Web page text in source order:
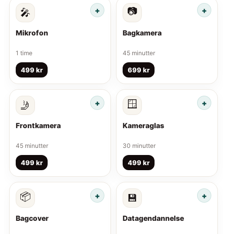
🎤
Mikrofon
1 time
499 kr
📷
Bagkamera
45 minutter
699 kr
🤳
Frontkamera
45 minutter
499 kr
🪟
Kameraglas
30 minutter
499 kr
📦
Bagcover
💾
Datagendannelse